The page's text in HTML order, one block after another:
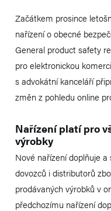
Začátkem prosince
nařízení o obecné
General product safety
pro elektronickou
s advokátní kanceláří
změn z pohledu online
Nařízení platí pro
výrobky
Nové nařízení doplňuje
dovozců i distributorů
prodávaných výrobků v
předchozímu nařízení